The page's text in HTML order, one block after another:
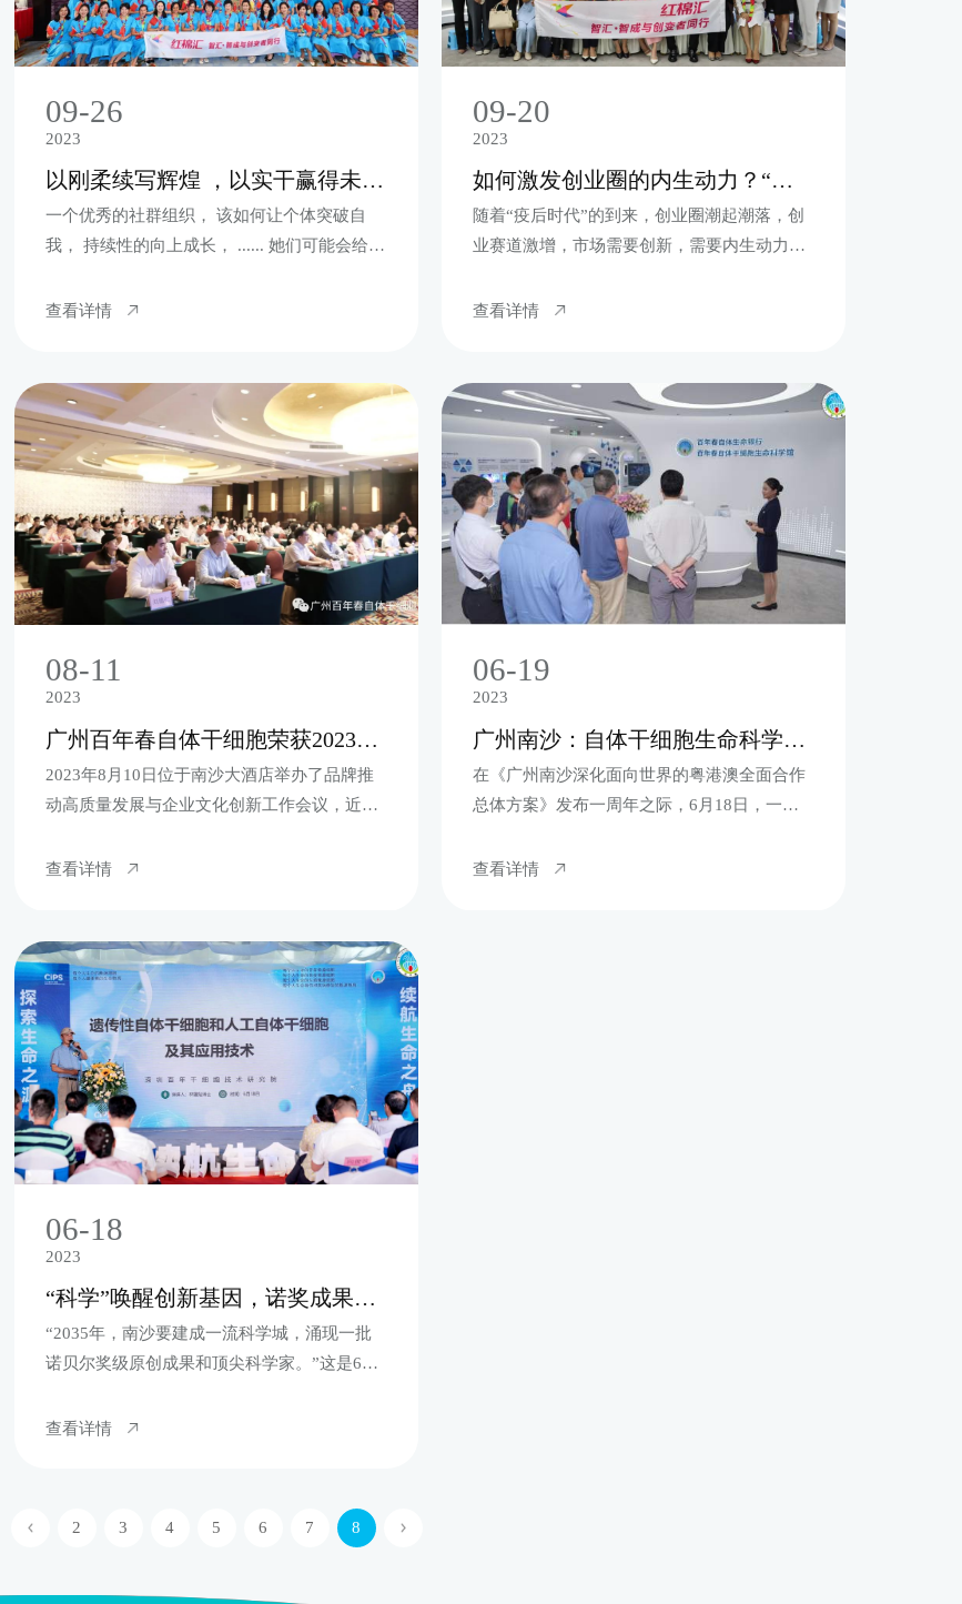
09-26
2023
以刚柔续写辉煌 ，以实干赢得未来！
一个优秀的社群组织， 该如何让个体突破自
我， 持续性的向上成长， ...... 她们可能会给你
查看详情
09-20
2023
如何激发创业圈的内生动力？“培土”在这里！
随着“疫后时代”的到来，创业圈潮起潮落，创
业赛道激增，市场需要创新，需要内生动力，
接，“培土”在哪里？
查看详情
08-11
2023
广州百年春自体干细胞荣获2023年广东品牌建设先进单位，并与广东省企业研究会成为战略合作单位！
2023年8月10日位于南沙大酒店举办了品牌推
动高质量发展与企业文化创新工作会议，近
共赢”三个关键词，各大研究会、促进会、协会
查看详情
06-19
2023
广州南沙：自体干细胞生命科学馆开馆
在《广州南沙深化面向世界的粤港澳全面合作
总体方案》发布一周年之际，6月18日，一座
干细胞生命科学馆在广州南沙明珠湾灵山岛尖
查看详情
06-18
2023
“科学”唤醒创新基因，诺奖成果干细胞科学馆亮相南沙
“2035年，南沙要建成一流科学城，涌现一批
诺贝尔奖级原创成果和顶尖科学家。”这是6月
（2022—2035年）》提出的一项宏伟目标，再
查看详情
2 3 4 5 6 7 8